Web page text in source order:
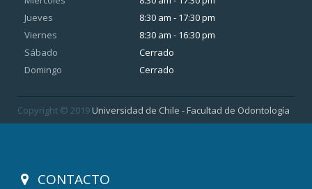
Jueves
Viernes
Sábado
Domingo
8:30 am - 17:30 pm
8:30 am - 16:30 pm
Cerrado
Cerrado
Copyright © 2019Universidad de Chile - Facultad de Odontología
CONTACTO